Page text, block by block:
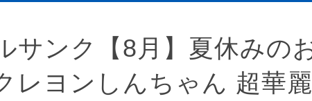
サンク【8月】夏休みの
レヨンしんちゃん 超華